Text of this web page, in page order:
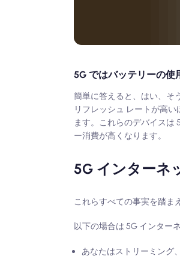
5G ではバッテリーの使
簡単に答えると、はい、そ
リフレッシュ レートが高
ます。これらのデバイスは
ー消費が高くなります。
5G インターネ
これらすべての事実を踏ま
以下の場合は 5G インター
あなたはストリーミング